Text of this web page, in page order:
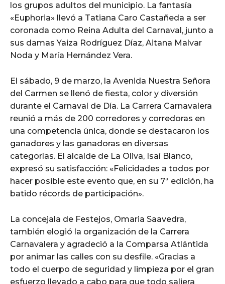
los grupos adultos del municipio. La fantasía
«Euphoria» llevó a Tatiana Caro Castañeda a ser
coronada como Reina Adulta del Carnaval, junto a
sus damas Yaiza Rodríguez Díaz, Aitana Malvar
Noda y María Hernández Vera.
El sábado, 9 de marzo, la Avenida Nuestra Señora
del Carmen se llenó de fiesta, color y diversión
durante el Carnaval de Día. La Carrera Carnavalera
reunió a más de 200 corredores y corredoras en
una competencia única, donde se destacaron los
ganadores y las ganadoras en diversas
categorías. El alcalde de La Oliva, Isaí Blanco,
expresó su satisfacción: «Felicidades a todos por
hacer posible este evento que, en su 7ª edición, ha
batido récords de participación».
La concejala de Festejos, Omaria Saavedra,
también elogió la organización de la Carrera
Carnavalera y agradeció a la Comparsa Atlántida
por animar las calles con su desfile. «Gracias a
todo el cuerpo de seguridad y limpieza por el gran
esfuerzo llevado a cabo para que todo saliera